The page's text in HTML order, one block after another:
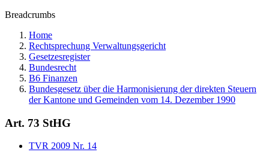
Breadcrumbs
Home
Rechtsprechung Verwaltungsgericht
Gesetzesregister
Bundesrecht
B6 Finanzen
Bundesgesetz über die Harmonisierung der direkten Steuern
der Kantone und Gemeinden vom 14. Dezember 1990
Art. 73 StHG
TVR 2009 Nr. 14